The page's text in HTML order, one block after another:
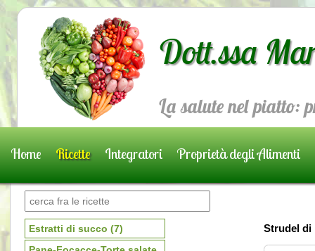
Dott.ssa
La salute nel piatto:
Home Ricette Integratori Proprietà degli Alimenti
Prenota una visita
Estratti di succo (7)
Strudel di